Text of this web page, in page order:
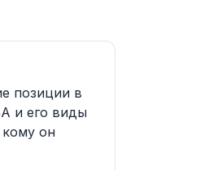
позиции в
и его виды
кому он